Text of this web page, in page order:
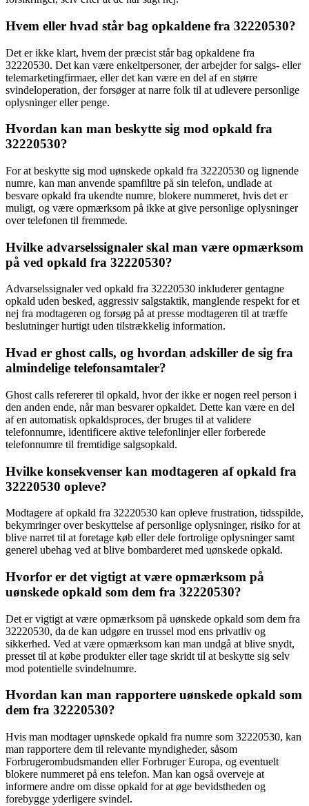
Hvem eller hvad står bag opkaldene fra 32220530?
Det er ikke klart, hvem der præcist står bag opkaldene fra
32220530. Det kan være enkeltpersoner, der arbejder for salgs- eller
telemarketingfirmaer, eller det kan være en del af en større
svindeloperation, der forsøger at narre folk til at udlevere personlige
oplysninger eller penge.
Hvordan kan man beskytte sig mod opkald fra
32220530?
For at beskytte sig mod uønskede opkald fra 32220530 og lignende
numre, kan man anvende spamfiltre på sin telefon, undlade at
besvare opkald fra ukendte numre, blokere nummeret, hvis det er
muligt, og være opmærksom på ikke at give personlige oplysninger
over telefonen til fremmede.
Hvilke advarselssignaler skal man være opmærksom
på ved opkald fra 32220530?
Advarselssignaler ved opkald fra 32220530 inkluderer gentagne
opkald uden besked, aggressiv salgstaktik, manglende respekt for et
nej fra modtageren og forsøg på at presse modtageren til at træffe
beslutninger hurtigt uden tilstrækkelig information.
Hvad er ghost calls, og hvordan adskiller de sig fra
almindelige telefonsamtaler?
Ghost calls refererer til opkald, hvor der ikke er nogen reel person i
den anden ende, når man besvarer opkaldet. Dette kan være en del
af en automatisk opkaldsproces, der bruges til at validere
telefonnumre, identificere aktive telefonlinjer eller forberede
telefonnumre til fremtidige salgsopkald.
Hvilke konsekvenser kan modtageren af opkald fra
32220530 opleve?
Modtagere af opkald fra 32220530 kan opleve frustration, tidsspilde,
bekymringer over beskyttelse af personlige oplysninger, risiko for at
blive narret til at foretage køb eller dele fortrolige oplysninger samt
generel ubehag ved at blive bombarderet med uønskede opkald.
Hvorfor er det vigtigt at være opmærksom på
uønskede opkald som dem fra 32220530?
Det er vigtigt at være opmærksom på uønskede opkald som dem fra
32220530, da de kan udgøre en trussel mod ens privatliv og
sikkerhed. Ved at være opmærksom kan man undgå at blive snydt,
presset til at købe produkter eller tage skridt til at beskytte sig selv
mod potentielle svindelnumre.
Hvordan kan man rapportere uønskede opkald som
dem fra 32220530?
Hvis man modtager uønskede opkald fra numre som 32220530, kan
man rapportere dem til relevante myndigheder, såsom
Forbrugerombudsmanden eller Forbruger Europa, og eventuelt
blokere nummeret på ens telefon. Man kan også overveje at
informere andre om disse opkald for at øge bevidstheden og
forebygge yderligere svindel.